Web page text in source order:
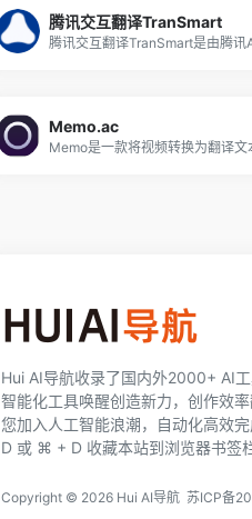
腾讯交互翻译TranSmart
Memo.ac
Hui AI导航收录了国内外2000+ AI工
智能化工具唤醒创造新力，创作效
您加入人工智能浪潮，自动化高效
D 或 ⌘ + D 收藏本站到浏览器书签栏
Copyright © 2026 Hui AI导航 苏ICP备